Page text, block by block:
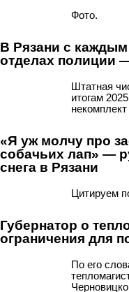
Фото.
В Рязани с каждым
отделах полиции
Штатная
итогам
«Я уж молчу про
собачьих лап» —
снега в Рязани
Цитируем
Губернатор о
ограничения для
По его